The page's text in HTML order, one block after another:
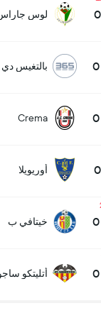
0 لوس
0 بالتغيس دي
0
Crema
0 أوريويلا
0 خيتافي ب
0 أتليتكو